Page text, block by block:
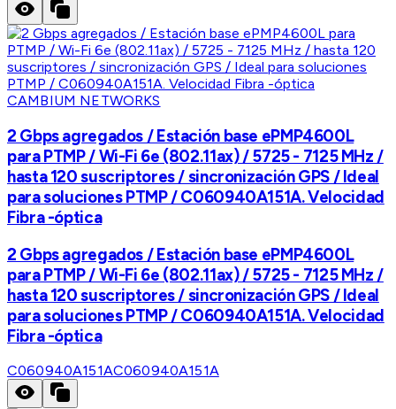
CAMBIUM NETWORKS
2 Gbps agregados / Estación base ePMP4600L
para PTMP / Wi-Fi 6e (802.11ax) / 5725 - 7125 MHz /
hasta 120 suscriptores / sincronización GPS / Ideal
para soluciones PTMP / C060940A151A. Velocidad
Fibra -óptica
2 Gbps agregados / Estación base ePMP4600L
para PTMP / Wi-Fi 6e (802.11ax) / 5725 - 7125 MHz /
hasta 120 suscriptores / sincronización GPS / Ideal
para soluciones PTMP / C060940A151A. Velocidad
Fibra -óptica
C060940A151AC060940A151A